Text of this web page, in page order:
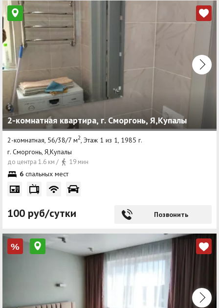
2-комнатная квартира, г. Сморгонь, Я,Купалы
2-комнатная, 56/38/7 м2, Этаж 1 из 1, 1985 г.
г. Сморгонь, Я,Купалы
до центра 1.6 км / 19 мин
6 спальных мест
100 руб/сутки Позвонить
%